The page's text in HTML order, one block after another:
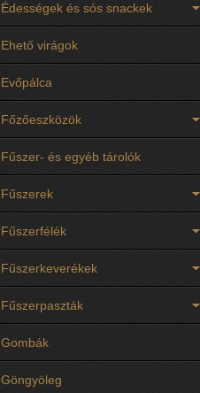
Édességek és sós snackek
Ehető virágok
Evőpálca
Főzőeszközök
Fűszer- és egyéb tárolók
Fűszerek
Fűszerfélék
Fűszerkeverékek
Fűszerpaszták
Gombák
Göngyöleg